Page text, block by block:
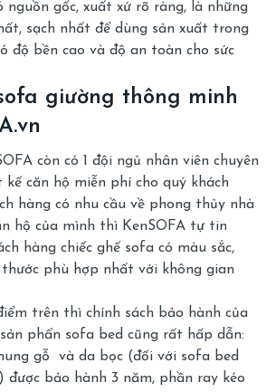
nguồn gốc, xuất xứ rõ ràng, là những
sạch nhất để dùng sản xuất trong
độ bền cao và độ an toàn cho sức
giường thông minh
còn có 1 đội ngủ nhân viên chuyên
căn hộ miễn phí cho quý khách
hàng có nhu cầu về phong thủy nhà
hộ của mình thì KenSOFA tự tin
hàng chiếc ghế sofa có màu sắc,
thước phù hợp nhất với không gian
trên thì chính sách bảo hành của
phẩn sofa bed cũng rất hấp dẫn:
gỗ và da bọc (đối với sofa bed
được bảo hành 3 năm, phần ray kéo